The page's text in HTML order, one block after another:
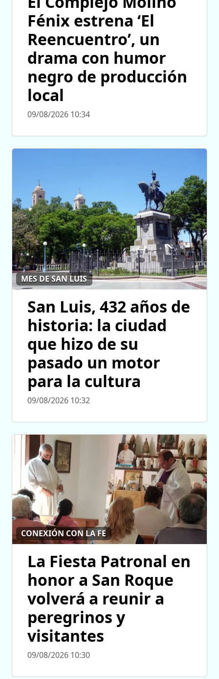
Fénix estrena ‘El
Reencuentro’, un
drama con humor
negro de producción
local
09/08/2026 10:34
MES DE SAN LUIS
San Luis, 432 años de
historia: la ciudad
que hizo de su
pasado un motor
para la cultura
09/08/2026 10:32
CONEXIÓN CON LA FE
La Fiesta Patronal en
honor a San Roque
volverá a reunir a
peregrinos y
visitantes
09/08/2026 10:30